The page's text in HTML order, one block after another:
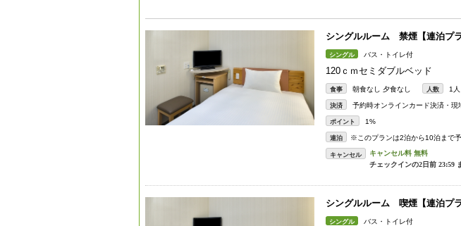
シングルルーム 禁煙【連泊プラ
シングル バス・トイレ付
120ｃｍセミダブルベッド
食事 朝食なし 夕食なし 人数 1人
決済 予約時オンラインカード決済・現
ポイント 1%
連泊 ※このプランは2泊から10泊まで予
キャンセル
シングルルーム 喫煙【連泊プラ
シングル バス・トイレ付